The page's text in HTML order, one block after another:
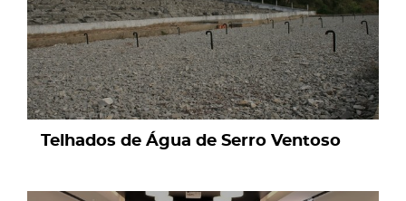
Telhados de Água de Serro Ventoso